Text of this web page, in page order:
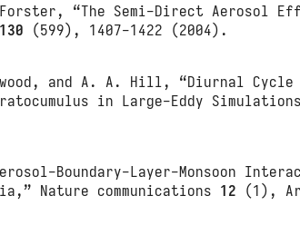
“The Semi‐Direct Aerosol
130 (599), 1407-1422 (2004).
and A. A. Hill, “Diurnal
in Large-Eddy
Boundary-Layer-Monsoon
Nature communications 12 (1),